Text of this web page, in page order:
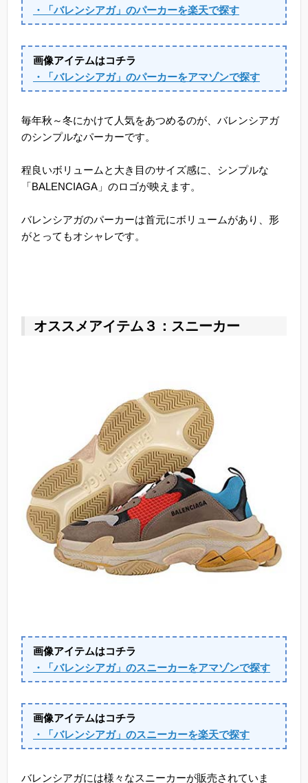
・「バレンシアガ」のパーカーを楽天で探す
画像アイテムはコチラ
・「バレンシアガ」のパーカーをアマゾンで探す
毎年秋～冬にかけて人気をあつめるのが、バレンシアガ
のシンプルなパーカーです。
程良いボリュームと大き目のサイズ感に、シンプルな
「BALENCIAGA」のロゴが映えます。
バレンシアガのパーカーは首元にボリュームがあり、形
がとってもオシャレです。
オススメアイテム３：スニーカー
画像アイテムはコチラ
・「バレンシアガ」のスニーカーをアマゾンで探す
画像アイテムはコチラ
・「バレンシアガ」のスニーカーを楽天で探す
バレンシアガには様々なスニーカーが販売されていま